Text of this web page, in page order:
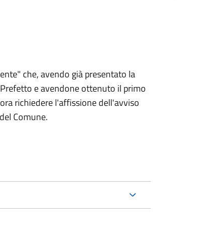
che, avendo già presentato la
e avendone ottenuto il primo
richiedere l'affissione dell'avviso
Comune.